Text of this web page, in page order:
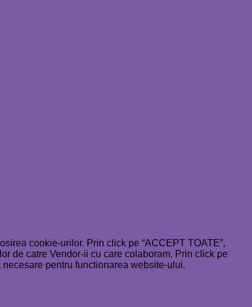
cookie-urilor. Prin click pe “ACCEPT TOATE”,
de catre Vendor-ii cu care colaboram. Prin click pe
pentru functionarea website-ului.